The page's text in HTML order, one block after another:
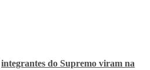
integrantes do Supremo viram na